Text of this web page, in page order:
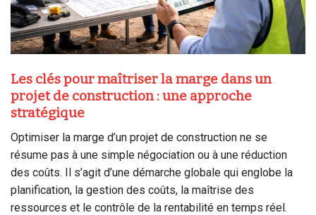
Les clés pour maîtriser la marge dans un
projet de construction : une approche
stratégique
Optimiser la marge d’un projet de construction ne se
résume pas à une simple négociation ou à une réduction
des coûts. Il s’agit d’une démarche globale qui englobe la
planification, la gestion des coûts, la maîtrise des
ressources et le contrôle de la rentabilité en temps réel.